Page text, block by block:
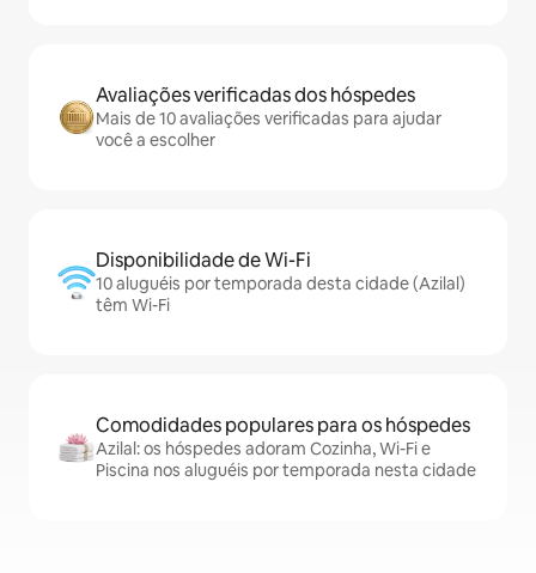
Avaliações verificadas dos hóspedes
Mais de 10 avaliações verificadas para ajudar
você a escolher
Disponibilidade de Wi-Fi
10 aluguéis por temporada desta cidade (Azilal)
têm Wi-Fi
Comodidades populares para os hóspedes
Azilal: os hóspedes adoram Cozinha, Wi-Fi e
Piscina nos aluguéis por temporada nesta cidade